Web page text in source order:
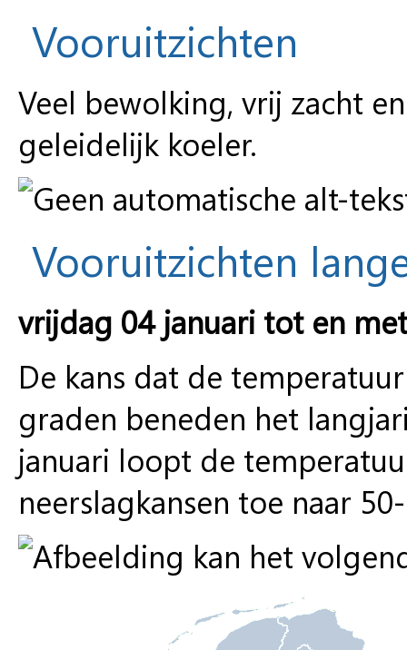
Vooruitzichten
Veel bewolking, vrij zacht
geleidelijk koeler.
Vooruitzichten
vrijdag 04 januari tot en
De kans dat de
graden beneden het
januari loopt de
neerslagkansen toe naar